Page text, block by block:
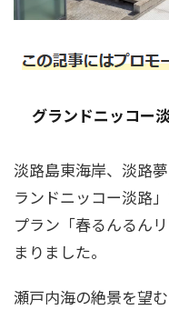
グランドニッコー
淡路島東海岸、淡路
ランドニッコー淡路
プラン「春るんるん
まりました。
瀬戸内海の絶景を望